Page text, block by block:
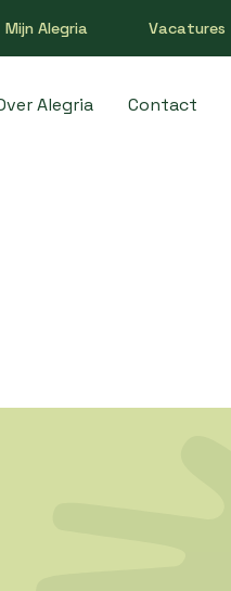
Mijn Alegria Vacatures
Alegria Contact